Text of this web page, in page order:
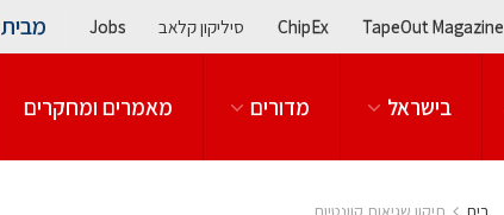
TapeOut Magazine
ChipEx סיליקון קלאב Jobs מבית
בישראל מדורים מאמרים ומחקרים